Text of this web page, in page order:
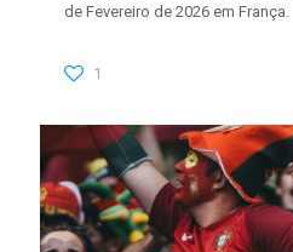
de Fevereiro de 2026 em França.
1